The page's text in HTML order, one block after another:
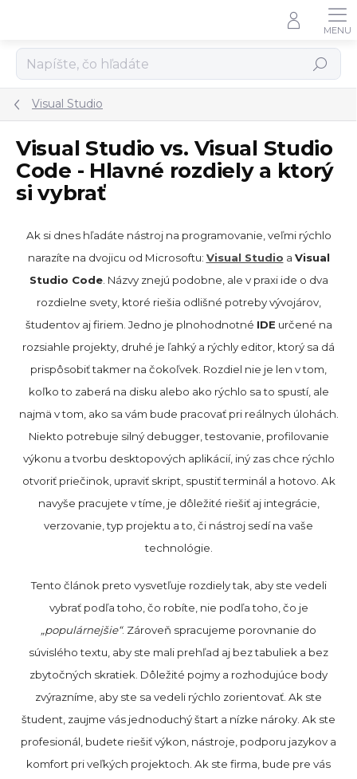
Hľadať
Visual Studio
Visual Studio vs. Visual Studio
Code - Hlavné rozdiely a ktorý
si vybrať
Ak si dnes hľadáte nástroj na programovanie, veľmi rýchlo
narazíte na dvojicu od Microsoftu: Visual Studio a Visual
Studio Code. Názvy znejú podobne, ale v praxi ide o dva
rozdielne svety, ktoré riešia odlišné potreby vývojárov,
študentov aj firiem. Jedno je plnohodnotné IDE určené na
rozsiahle projekty, druhé je ľahký a rýchly editor, ktorý sa dá
prispôsobiť takmer na čokoľvek. Rozdiel nie je len v tom,
koľko to zaberá na disku alebo ako rýchlo sa to spustí, ale
najmä v tom, ako sa vám bude pracovať pri reálnych úlohách.
Niekto potrebuje silný debugger, testovanie, profilovanie
výkonu a tvorbu desktopových aplikácií, iný zas chce rýchlo
otvoriť priečinok, upraviť skript, spustiť terminál a hotovo. Ak
navyše pracujete v tíme, je dôležité riešiť aj integrácie,
verzovanie, typ projektu a to, či nástroj sedí na vaše
technológie.
Tento článok preto vysvetľuje rozdiely tak, aby ste vedeli
vybrať podľa toho, čo robíte, nie podľa toho, čo je
„populárnejšie“. Zároveň spracujeme porovnanie do
súvislého textu, aby ste mali prehľad aj bez tabuliek a bez
zbytočných skratiek. Dôležité pojmy a rozhodujúce body
zvýrazníme, aby ste sa vedeli rýchlo zorientovať. Ak ste
študent, zaujme vás jednoduchý štart a nízke nároky. Ak ste
profesionál, budete riešiť výkon, nástroje, podporu jazykov a
komfort pri veľkých projektoch. Ak ste firma, bude pre vás